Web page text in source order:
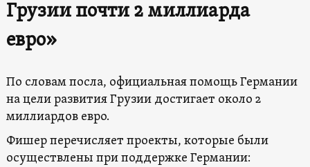
Грузии почти 2 миллиарда
евро»
По словам посла, официальная помощь Германии
на цели развития Грузии достигает около 2
миллиардов евро.
Фишер перечисляет проекты, которые были
осуществлены при поддержке Германии: